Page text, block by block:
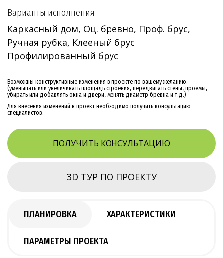
Варианты исполнения
Каркасный дом, Оц. бревно, Проф. брус,
Ручная рубка, Клееный брус
Профилированный брус
Возможны конструктивные изменения в проекте по вашему желанию.
(уменьшать или увеличивать площадь строения, передвигать стены, проемы,
убирать или добавлять окна и двери, менять диаметр бревна и т.д.)
Для внесения изменений в проект необходимо получить консультацию
специалистов.
ПОЛУЧИТЬ КОНСУЛЬТАЦИЮ
3D ТУР ПО ПРОЕКТУ
ПЛАНИРОВКА ХАРАКТЕРИСТИКИ
ПАРАМЕТРЫ ПРОЕКТА